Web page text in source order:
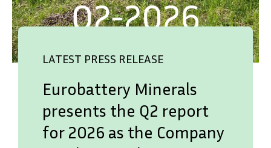
LATEST PRESS RELEASE
Eurobattery Minerals
presents the Q2 report
for 2026 as the Company